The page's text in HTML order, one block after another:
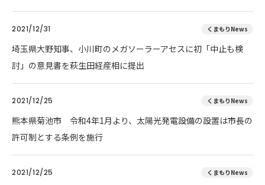
2021/12/31 くまもりNews
埼玉県大野知事、小川町のメガソーラーアセスに初「中止も検
討」の意見書を萩生田経産相に提出
2021/12/25 くまもりNews
熊本県菊池市 令和4年1月より、太陽光発電設備の設置は市長の
許可制とする条例を施行
2021/12/25 くまもりNews